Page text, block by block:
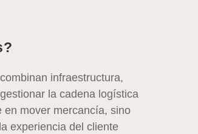
infraestructura,
la cadena logística
en mover mercancía, sino
experiencia del cliente